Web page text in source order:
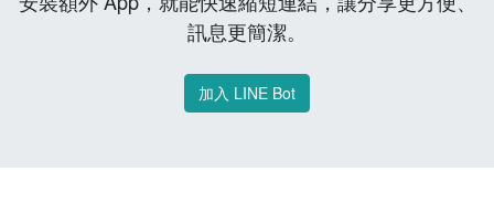
訊息更簡潔。
加入 LINE Bot